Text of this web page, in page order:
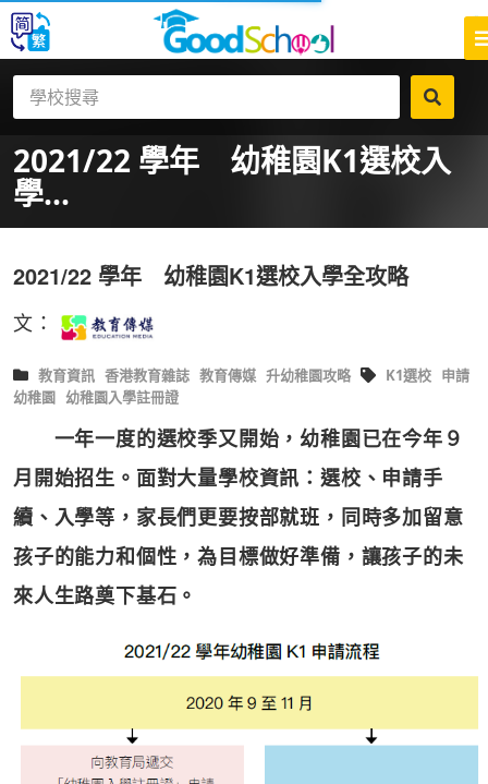
2021/22 學年 幼稚園K1選校入
學...
2021/22 學年 幼稚園K1選校入學全攻略
文：
教育資訊 香港教育雜誌 教育傳媒 升幼稚園攻略 K1選校 申請
幼稚園 幼稚園入學註冊證
一年一度的選校季又開始，幼稚園已在今年９
月開始招生。面對大量學校資訊：選校、申請手
續、入學等，家長們更要按部就班，同時多加留意
孩子的能力和個性，為目標做好準備，讓孩子的未
來人生路奠下基石。